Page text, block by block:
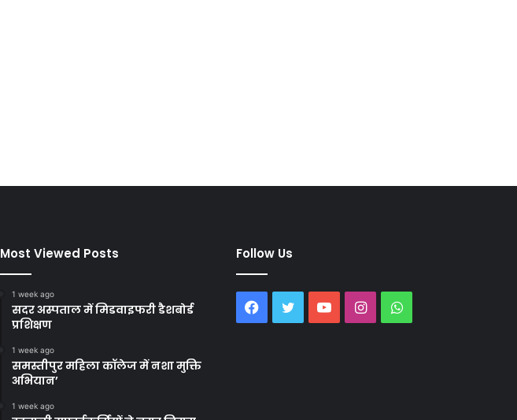
Most Viewed Posts
1 week ago
सदर अस्पताल में मिडवाइफरी डैशबोर्ड
प्रशिक्षण
1 week ago
समस्तीपुर महिला कॉलेज में नशा मुक्ति
अभियान’
1 week ago
Follow Us
Facebook
TwitterYouTubeInstagramWhatsApp